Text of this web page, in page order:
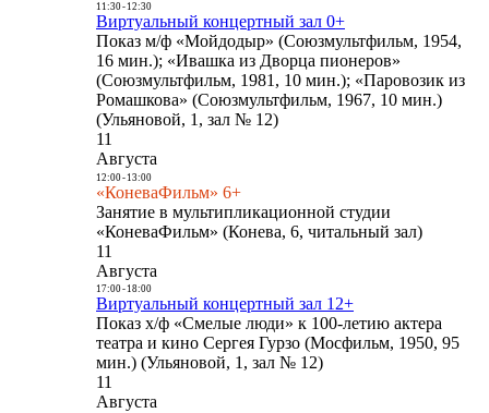
11:30- 12:30
Виртуальный концертный зал 0+
Показ м/ф «Мойдодыр» (Союзмультфильм, 1954,
16 мин.); «Ивашка из Дворца пионеров»
(Союзмультфильм, 1981, 10 мин.); «Паровозик из
Ромашкова» (Союзмультфильм, 1967, 10 мин.)
(Ульяновой, 1, зал № 12)
11
Августа
12:00- 13:00
«КоневаФильм» 6+
Занятие в мультипликационной студии
«КоневаФильм» (Конева, 6, читальный зал)
11
Августа
17:00- 18:00
Виртуальный концертный зал 12+
Показ х/ф «Смелые люди» к 100-летию актера
театра и кино Сергея Гурзо (Мосфильм, 1950, 95
мин.) (Ульяновой, 1, зал № 12)
11
Августа